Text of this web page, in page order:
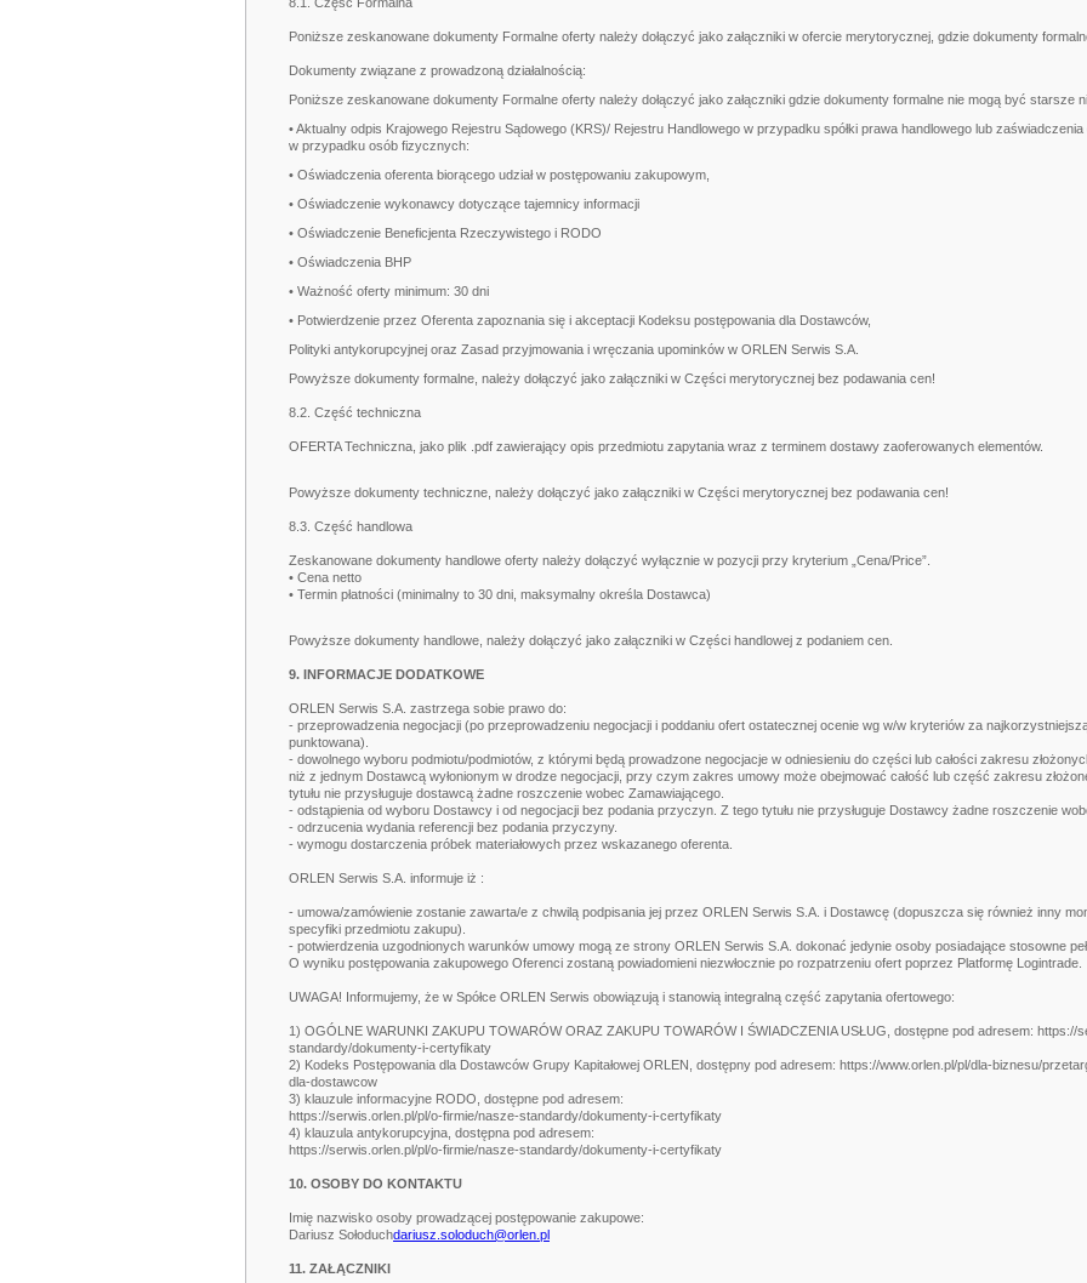
Poniższe zeskanowane dokumenty Formalne oferty należy dołączyć jako załączniki w ofercie merytorycznej, gdzie dokumenty
Dokumenty związane z prowadzoną działalnością:
Poniższe zeskanowane dokumenty Formalne oferty należy dołączyć jako załączniki gdzie dokumenty formalne nie mogą być starsze
• Aktualny odpis Krajowego Rejestru Sądowego (KRS)/ Rejestru Handlowego w przypadku spółki prawa handlowego lub
w przypadku osób fizycznych:
• Oświadczenia oferenta biorącego udział w postępowaniu zakupowym,
• Oświadczenie wykonawcy dotyczące tajemnicy informacji
• Oświadczenie Beneficjenta Rzeczywistego i RODO
• Oświadczenia BHP
• Ważność oferty minimum: 30 dni
• Potwierdzenie przez Oferenta zapoznania się i akceptacji Kodeksu postępowania dla Dostawców,
Polityki antykorupcyjnej oraz Zasad przyjmowania i wręczania upominków w ORLEN Serwis S.A.
Powyższe dokumenty formalne, należy dołączyć jako załączniki w Części merytorycznej bez podawania cen!
8.2. Część techniczna
OFERTA Techniczna, jako plik .pdf zawierający opis przedmiotu zapytania wraz z terminem dostawy zaoferowanych elementów.
Powyższe dokumenty techniczne, należy dołączyć jako załączniki w Części merytorycznej bez podawania cen!
8.3. Część handlowa
Zeskanowane dokumenty handlowe oferty należy dołączyć wyłącznie w pozycji przy kryterium „Cena/Price”.
• Cena netto
• Termin płatności (minimalny to 30 dni, maksymalny określa Dostawca)
Powyższe dokumenty handlowe, należy dołączyć jako załączniki w Części handlowej z podaniem cen.
9. INFORMACJE DODATKOWE
ORLEN Serwis S.A. zastrzega sobie prawo do:
- przeprowadzenia negocjacji (po przeprowadzeniu negocjacji i poddaniu ofert ostatecznej ocenie wg w/w kryteriów za
punktowana).
- dowolnego wyboru podmiotu/podmiotów, z którymi będą prowadzone negocjacje w odniesieniu do części lub całości zakresu
niż z jednym Dostawcą wyłonionym w drodze negocjacji, przy czym zakres umowy może obejmować całość lub część zakresu
tytułu nie przysługuje dostawcą żadne roszczenie wobec Zamawiającego.
- odstąpienia od wyboru Dostawcy i od negocjacji bez podania przyczyn. Z tego tytułu nie przysługuje Dostawcy żadne roszczenie
- odrzucenia wydania referencji bez podania przyczyny.
- wymogu dostarczenia próbek materiałowych przez wskazanego oferenta.
ORLEN Serwis S.A. informuje iż :
- umowa/zamówienie zostanie zawarta/e z chwilą podpisania jej przez ORLEN Serwis S.A. i Dostawcę (dopuszcza się również inny
specyfiki przedmiotu zakupu).
- potwierdzenia uzgodnionych warunków umowy mogą ze strony ORLEN Serwis S.A. dokonać jedynie osoby posiadające stosowne
O wyniku postępowania zakupowego Oferenci zostaną powiadomieni niezwłocznie po rozpatrzeniu ofert poprzez Platformę Logintrade.
UWAGA! Informujemy, że w Spółce ORLEN Serwis obowiązują i stanowią integralną część zapytania ofertowego:
1) OGÓLNE WARUNKI ZAKUPU TOWARÓW ORAZ ZAKUPU TOWARÓW I ŚWIADCZENIA USŁUG, dostępne pod adresem: https://
standardy/dokumenty-i-certyfikaty
2) Kodeks Postępowania dla Dostawców Grupy Kapitałowej ORLEN, dostępny pod adresem: https://www.orlen.pl/pl/dla-biznesu/
dla-dostawcow
3) klauzule informacyjne RODO, dostępne pod adresem:
https://serwis.orlen.pl/pl/o-firmie/nasze-standardy/dokumenty-i-certyfikaty
4) klauzula antykorupcyjna, dostępna pod adresem:
https://serwis.orlen.pl/pl/o-firmie/nasze-standardy/dokumenty-i-certyfikaty
10. OSOBY DO KONTAKTU
Imię nazwisko osoby prowadzącej postępowanie zakupowe:
Dariusz Sołoduchdariusz.soloduch@orlen.pl
11. ZAŁĄCZNIKI